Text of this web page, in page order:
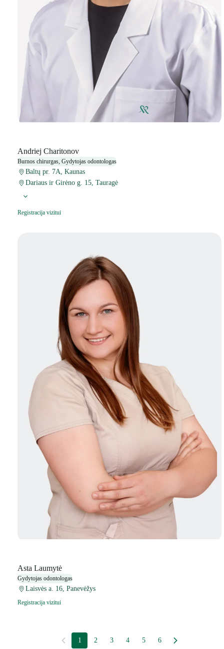
Andriej Charitonov
Burnos chirurgas, Gydytojas odontologas
Baltų pr. 7A, Kaunas
Dariaus ir Girėno g. 15, Tauragė
Registracija vizitui
Asta Laumytė
Gydytojas odontologas
Laisvės a. 16, Panevėžys
Registracija vizitui
1 2 3 4 5 6